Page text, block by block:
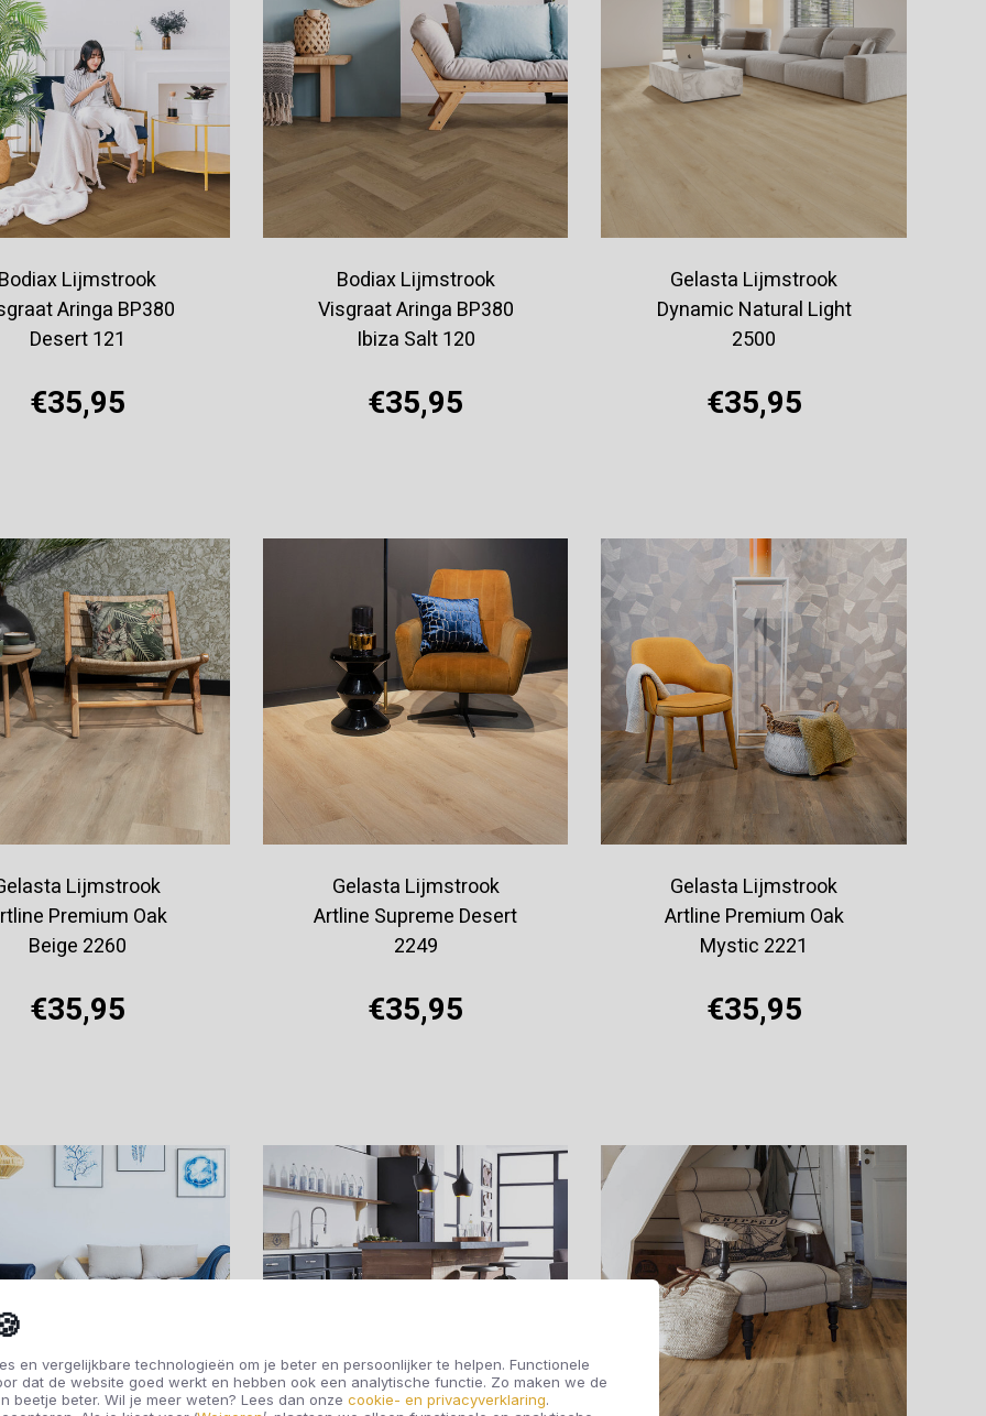
en vergelijkbare technologieën om je beter en persoonlijker te helpen. Functionele
dat de website goed werkt en hebben ook een analytische functie. Zo maken we de
beetje beter. Wil je meer weten? Lees dan onze cookie- en privacyverklaring.
Lijmstrook
Aringa BP380
Desert 121
€35,95
Bodiax Lijmstrook
Visgraat Aringa BP380
Ibiza Salt 120
€35,95
Gelasta Lijmstrook
Dynamic Natural Light
2500
€35,95
Lijmstrook
Premium Oak
Beige 2260
€35,95
Gelasta Lijmstrook
Artline Supreme Desert
2249
€35,95
Gelasta Lijmstrook
Artline Premium Oak
Mystic 2221
€35,95